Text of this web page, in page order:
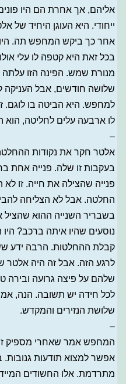
אליהם, אך אחרת הם היו
ייחודי. היא העוגן היחיד של
אחר כך ביקש המחפש תה. היו
בכל זאת היא קטפה לו עלי
מנורת שמש. הפינה הזו עלתה
שלושה חודשים, אבל העניקה
למחפש. היא הביטה בו לוגם.
לו ארבעה עלים לחליטה, הוא
–
אלטר חקר את נקודות
בעקבות זו שלה. פנייה אחת
פנייה שהצילה את חייה. זו לא
החלטה. אבל לא הצליחה
בשבריר השנייה ההוא שהציל
נוסעים שהיו איתה ברכב?
קבלת ההחלטות. הרבה ידע
לרגע הזה. אבל זה היה
שלהם על פיצה גרועה ובירה
לכל חידה יש תשובה. הנה,
שלושת הנזירים והמקדש.
–
המחפש אמר שאחרי מספיק
אפשר למצוא תודעות גנובות.
מתרדמת. אלו החשודים